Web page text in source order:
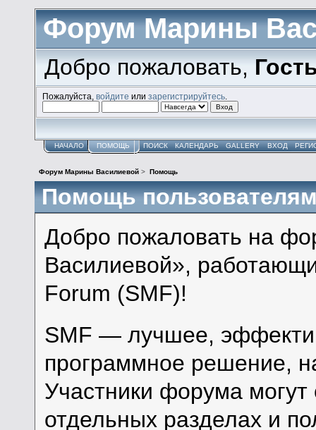
Форум Марины
Добро пожаловать,
Пожалуйста,войдите илизарегистрируйтесь
НАЧАЛО ПОМОЩЬ ПОИСК КАЛЕНДАРЬ GALLERY ВХОД
Форум Марины Василиевой > Помощь
Помощь
Добро пожаловать на
Василиевой»,
Forum (SMF)!
SMF — лучшее,
программное решение,
Участники форума
отдельных разделах и